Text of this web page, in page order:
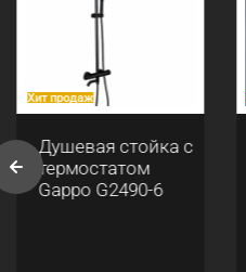
Хит продаж
Душевая стойка с
термостатом
Gappo G2490-6